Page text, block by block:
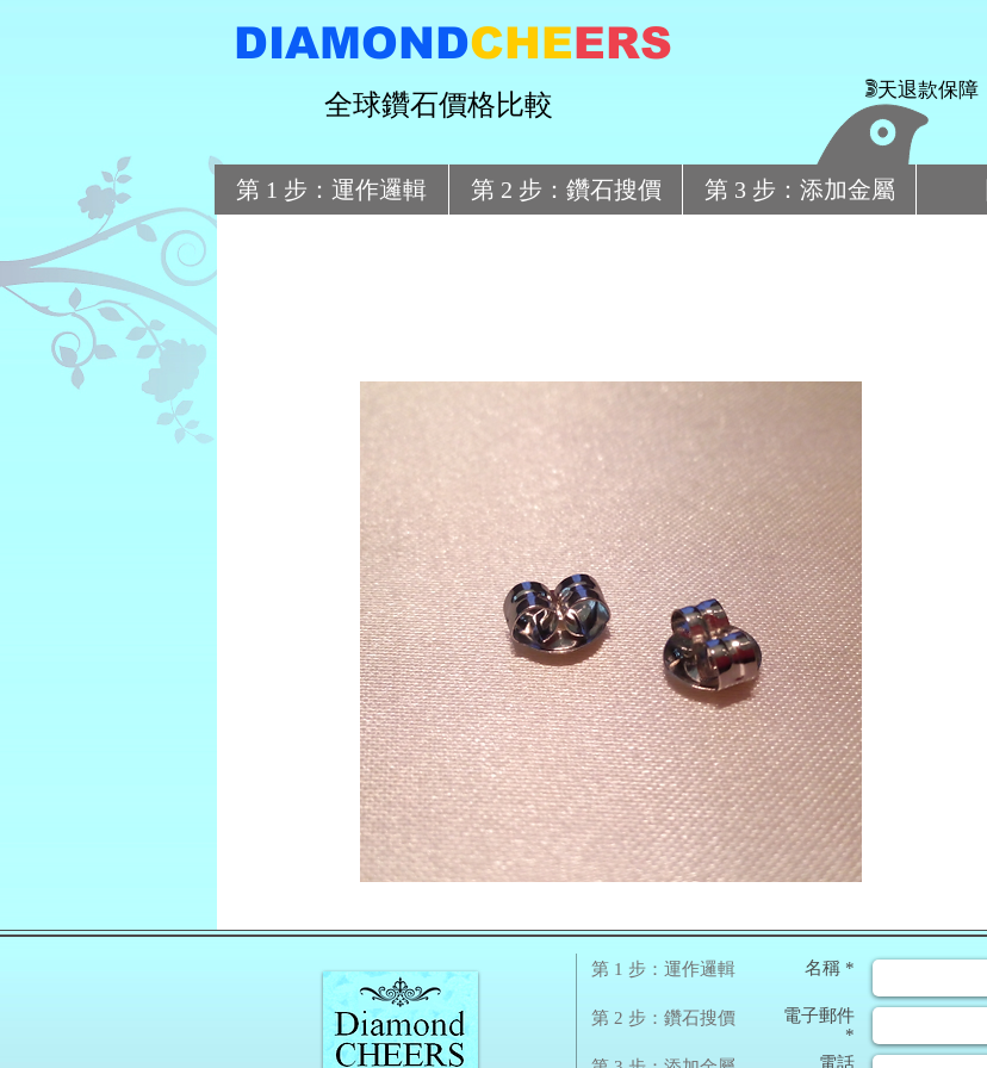
DIAMONDCHEERS
全球鑽石價格比較
3天退款保障
第 1 步：運作邏輯 第 2 步：鑽石搜價 第 3 步：添加金屬
第 1 步：運作邏輯
第 2 步：鑽石搜價
名稱 *
電子郵件
*
電話